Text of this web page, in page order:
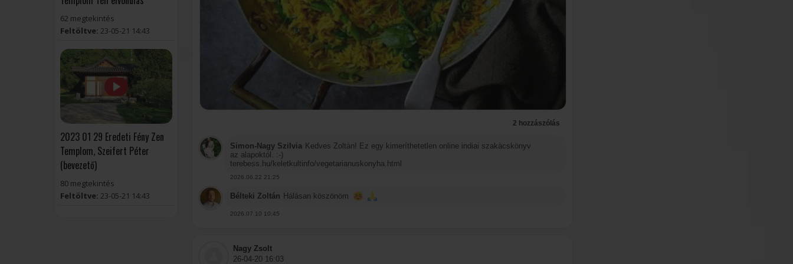
62 megtekintés
Feltöltve: 23-05-21 14:43
2023 01 29 Eredeti Fény Zen
Templom, Szeifert Péter
(bevezető)
80 megtekintés
Feltöltve: 23-05-21 14:43
2 hozzászólás
Simon-Nagy Szilvia Kedves Zoltàn! Ez egy kimeríthetetlen online indiai szakàcskönyv
az alapoktól. :-)
terebess.hu/keletkultinfo/vegetarianuskonyha.html
2026.06.22 21:25
Bélteki Zoltán Hálásan köszönöm
2026.07.10 10:45
Nagy Zsolt
26-04-20 16:03